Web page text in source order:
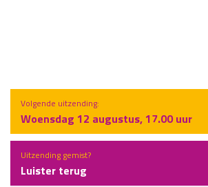
Volgende uitzending:
Woensdag 12 augustus, 17.00 uur
Uitzending gemist?
Luister terug